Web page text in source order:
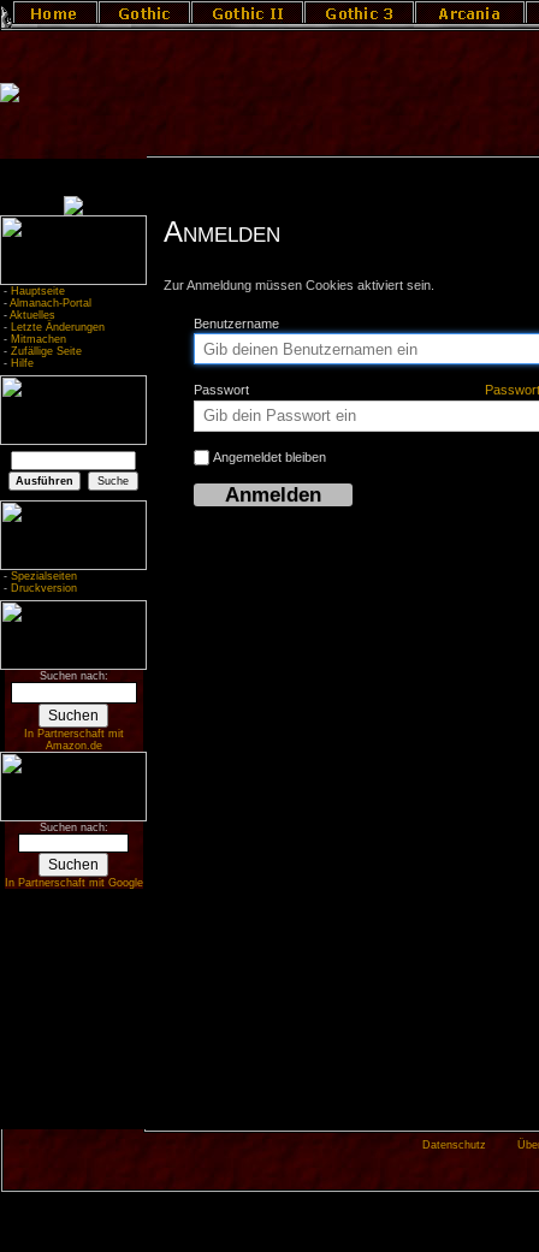
- Hauptseite
- Almanach-Portal
- Aktuelles
- Letzte Änderungen
- Mitmachen
- Zufällige Seite
- Hilfe
- Spezialseiten
- Druckversion
Suchen nach:
In Partnerschaft mit
Amazon.de
Suchen nach:
In Partnerschaft mit Google
Anmelden
Zur Anmeldung müssen Cookies aktiviert sein.
Benutzername
Passwort
Angemeldet bleiben
Datenschutz